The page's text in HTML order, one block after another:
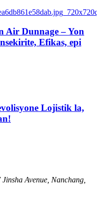
Air Dunnage – Yon
Efikas, epi
Lojistik la,
Avenue, Nanchang,